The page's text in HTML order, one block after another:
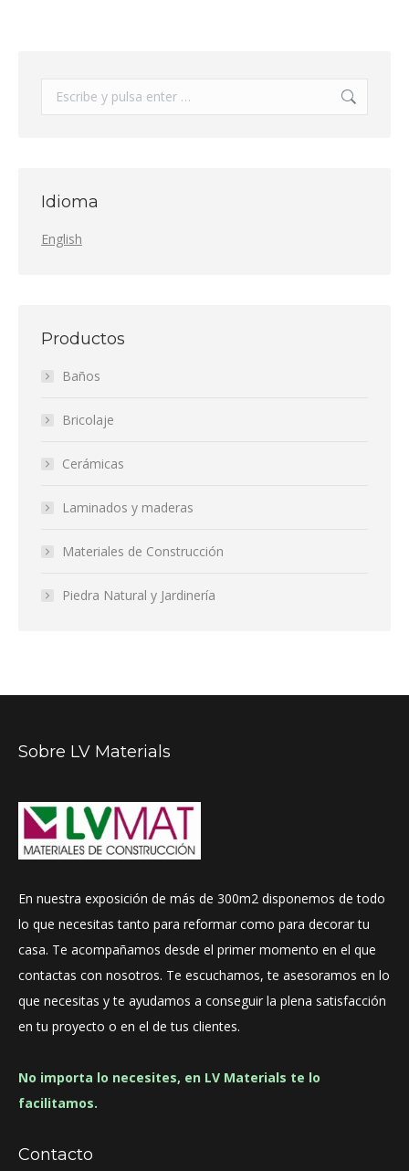
Buscar:
Idioma
English
Productos
Baños
Bricolaje
Cerámicas
Laminados y maderas
Materiales de Construcción
Piedra Natural y Jardinería
Sobre LV Materials
En nuestra exposición de más de 300m2 disponemos de todo
lo que necesitas tanto para reformar como para decorar tu
casa. Te acompañamos desde el primer momento en el que
contactas con nosotros. Te escuchamos, te asesoramos en lo
que necesitas y te ayudamos a conseguir la plena satisfacción
en tu proyecto o en el de tus clientes.
No importa lo necesites, en LV Materials te lo
facilitamos.
Contacto